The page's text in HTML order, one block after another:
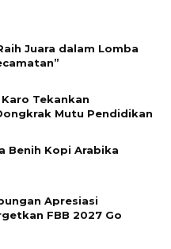
Juara dalam Lomba
Tekankan
Mutu Pendidikan
Benih Kopi Arabika
Apresiasi
FBB 2027 Go